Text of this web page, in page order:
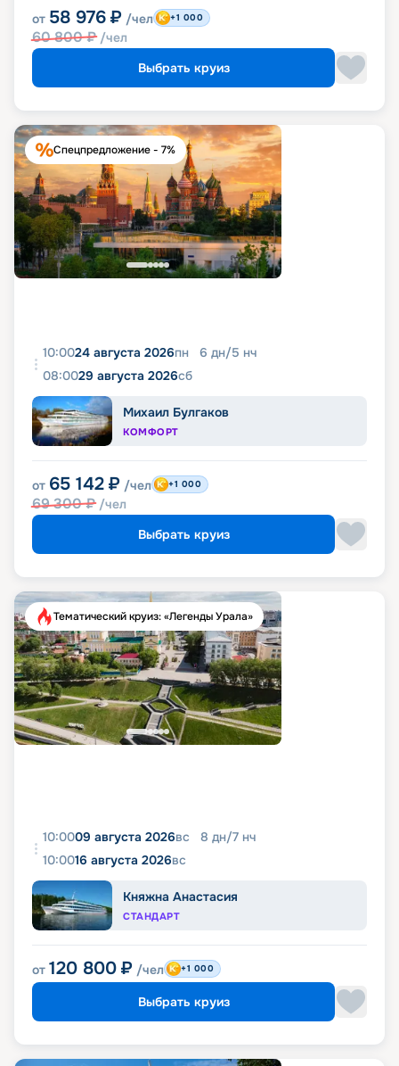
от 58 976 ₽ /чел
60 800₽ /чел
+1 000
Выбрать круиз
Спецпредложение - 7%
10:0024 августа 2026пн 6 дн/5 нч
08:0029 августа 2026сб
Михаил Булгаков
КОМФОРТ
от 65 142 ₽ /чел
69 300₽ /чел
+1 000
Выбрать круиз
Тематический круиз: «Легенды Урала»
10:0009 августа 2026вс 8 дн/7 нч
10:0016 августа 2026вс
Княжна Анастасия
СТАНДАРТ
от 120 800 ₽ /чел +1 000
Выбрать круиз